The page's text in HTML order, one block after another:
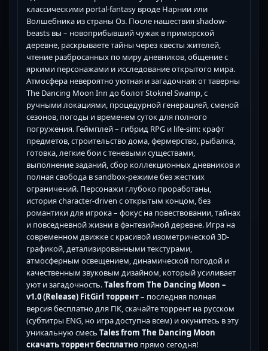
классическими portal-fantasy вроде Нарнии или
Волшебника из страны Оз. После нашествия shadow-
beasts вы – новоприбывший чужак в приморской
деревне, раскрываете тайны через квесты жителей,
чтение разбросанных по миру дневников, общение с
яркими персонажами и исследование открытого мира.
Атмосфера невероятно уютная и загадочная: от таверны
The Dancing Moon Inn до болот Stoknel Swamp, с
ручными локациями, процедурной генерацией, сменой
сезонов, погоды и временем суток для полного
погружения. Геймплей – гибрид RPG и life-sim: крафт
предметов, строительство дома, фермерство, рыбалка,
готовка, легкие бои с теневыми существами,
выполнение заданий, сбор коллекционных дневников и
полная свобода в sandbox-режиме без жестких
ограничений. Персонажи глубоко проработаны,
история character-driven с открытым концом, без
романтики для игрока – фокус на повествовании, тайнах
и повседневной жизни в фэнтезийной деревне. Игра на
современном движке с красивой изометрической 3D-
графикой, детализированными текстурами,
атмосферным освещением, динамической погодой и
качественным звуковым дизайном, который усиливает
уют и загадочность.Tales from The Dancing Moon –
v1.0 (Release) FitGirl торрент– последняя полная
версия бесплатно для ПК, скачайте торрент на русском
(субтитры ENG, но игра доступна всем) и окунитесь в эту
уникальную смесь Tales from The Dancing Moon
скачать торрент бесплатно прямо сегодня!